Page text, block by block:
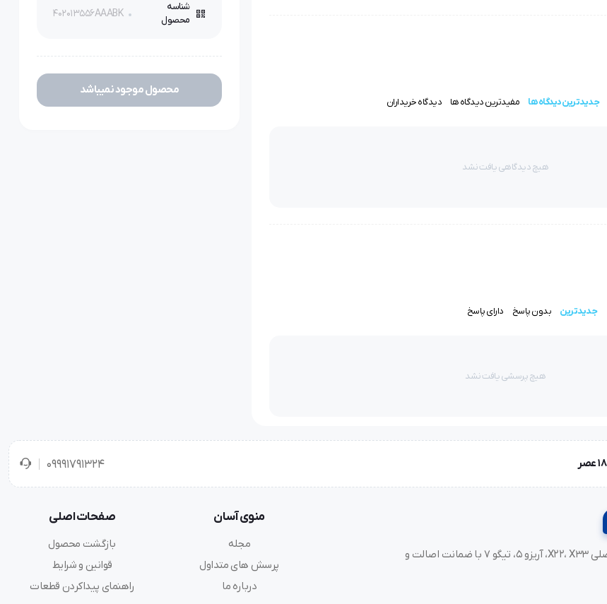
جدیدترین دیدگاه ها مفیدترین دیدگاه ها دیدگاه خریداران
هیچ دیدگاهی یافت نشد
جدیدترین بدون پاسخ دارای پاسخ
هیچ پرسشی یافت نشد
شناسه
محصول
402013556AAABK
محصول موجود نمیباشد
09991791324
خرید لوازم یدکی MVM و مدیران خودرو، فونیکس (Fownix)، آریزو و تیگو. قطعات اصلی X22، X33، آریزو ۵، تیگو ۷ با ضمانت اصالت و
منوی آسان
مجله
پرسش های متداول
درباره ما
صفحات اصلی
بازگشت محصول
قوانین و شرایط
راهنمای پیداکردن قطعات